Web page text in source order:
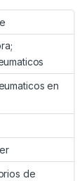
en
de